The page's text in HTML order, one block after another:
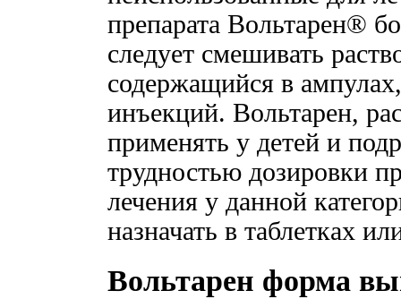
препарата Вольтарен®
следует смешивать
содержащийся в
инъекций. Вольтарен,
применять у детей и
трудностью дозировки
лечения у данной
назначать в таблетках
Вольтарен форма